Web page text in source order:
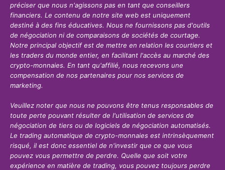
préciser que nous n'agissons pas en tant que conseillers
financiers. Le contenu de notre site web est uniquement
destiné à des fins éducatives. Nous ne fournissons pas d'outils
de négociation ni de comparaisons de sociétés de courtage.
Notre principal objectif est de mettre en relation les courtiers et
les traders du monde entier, en facilitant l'accès au marché des
crypto-monnaies. En tant qu'affilié, nous recevons une
compensation de nos partenaires pour nos services de
marketing.
Veuillez noter que nous ne pouvons être tenus responsables de
toute perte pouvant résulter de l'utilisation de services de
négociation de tiers ou de logiciels de négociation automatisés.
Le trading automatique de crypto-monnaies est intrinsèquement
risqué, il est donc essentiel de n'investir que ce que vous
pouvez vous permettre de perdre. Quelle que soit votre
expérience en matière de trading, vous pouvez toujours perdre